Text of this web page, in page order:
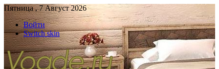
Пятница , 7 Август 2026
Войти
Switch skin